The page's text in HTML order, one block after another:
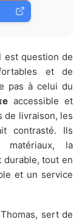
est question de
et de
pas à celui du
accessible et
de livraison, les
contrasté. Ils
matériaux, la
durable, tout en
et un service
sert de